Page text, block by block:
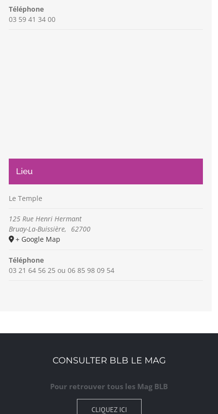
Téléphone
03 59 41 34 00
Lieu
Le Temple
125 Rue Henri Hermant
Bruay-La-Buissière,
62700
+ Google Map
Téléphone
03 21 64 56 25 ou 06 85 98 09 54
CONSULTER BLB LE MAG
Pour retrouver tous les Mag BLB
CLIQUEZ ICI